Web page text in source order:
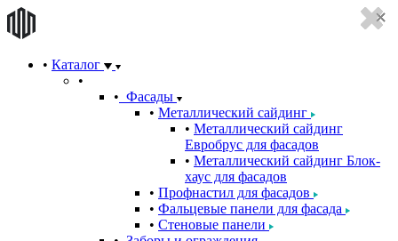
Каталог
Фасады
Металлический сайдинг
Металлический сайдинг
Евробрус для фасадов
Металлический сайдинг Блок-
хаус для фасадов
Профнастил для фасадов
Фальцевые панели для фасада
Стеновые панели